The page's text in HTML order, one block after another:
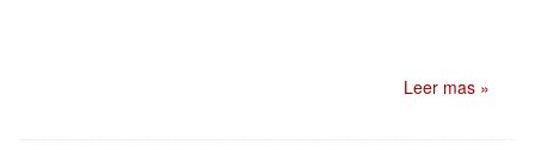
Leer mas »